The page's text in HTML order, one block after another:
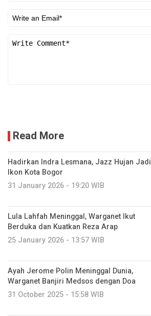
Read More
Hadirkan Indra Lesmana, Jazz Hujan Jadi
Ikon Kota Bogor
31 January 2026 - 19:20 WIB
Lula Lahfah Meninggal, Warganet Ikut
Berduka dan Kuatkan Reza Arap
25 January 2026 - 13:57 WIB
Ayah Jerome Polin Meninggal Dunia,
Warganet Banjiri Medsos dengan Doa
31 October 2025 - 15:58 WIB